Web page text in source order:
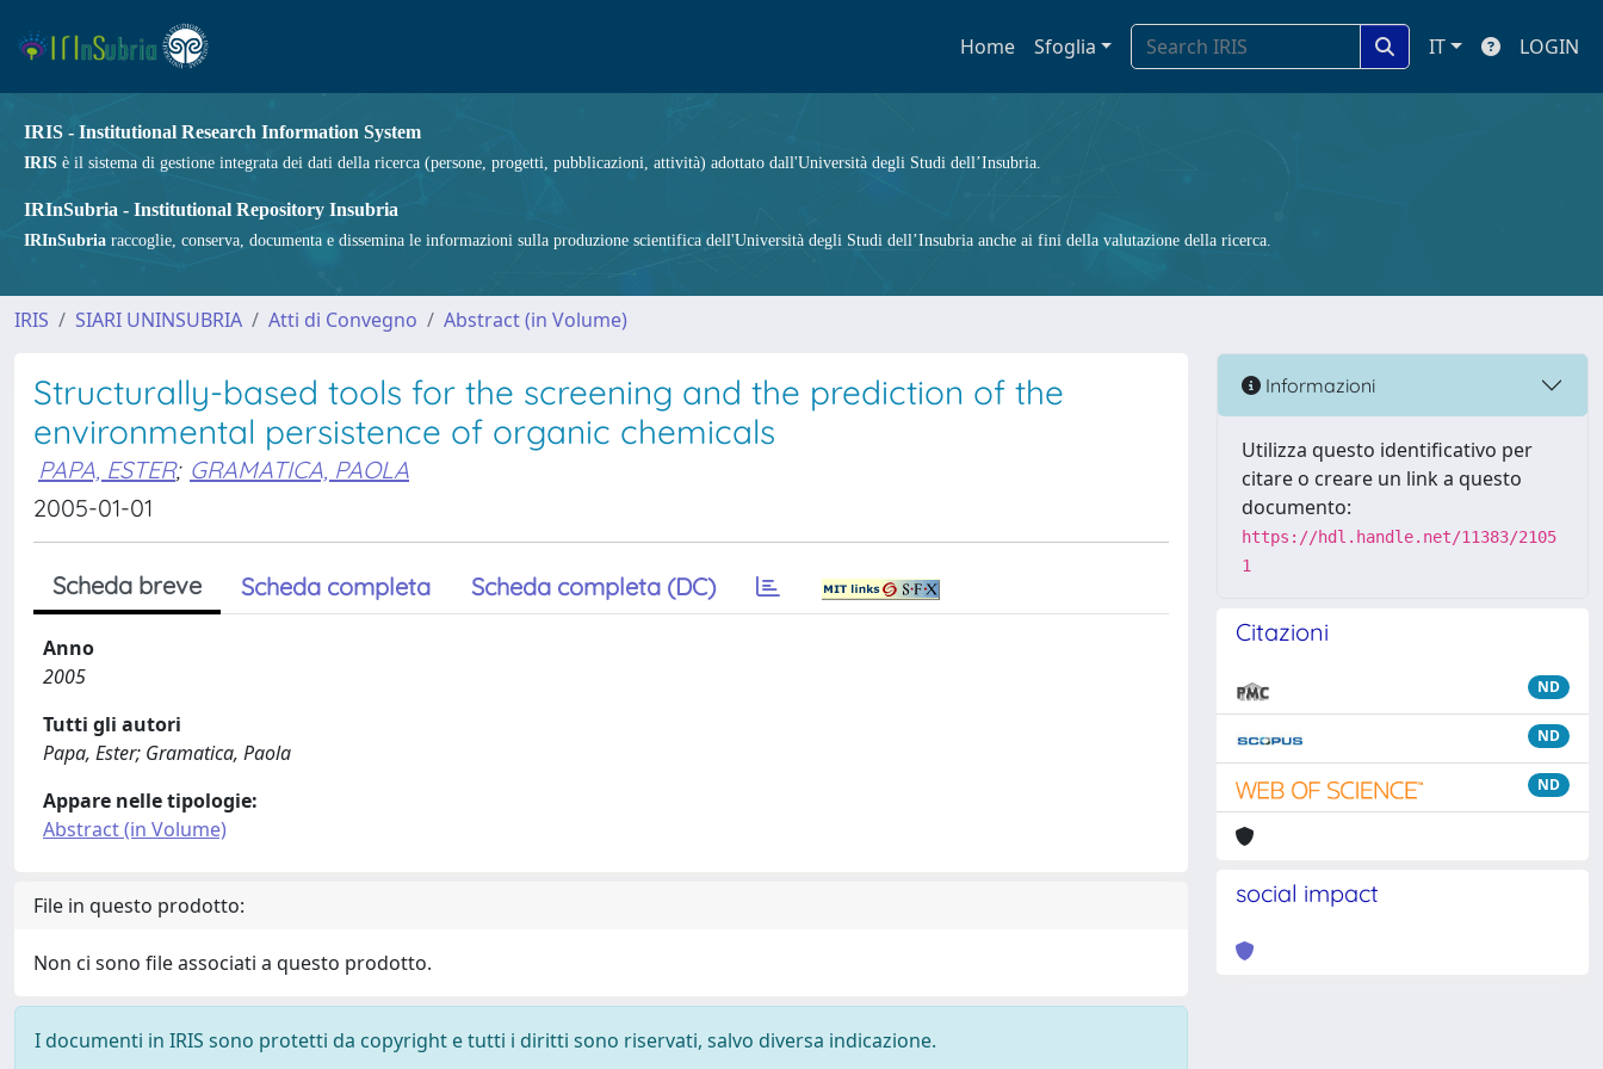
Home Sfoglia IT LOGIN
IRIS - Institutional Research Information System
IRIS è il sistema di gestione integrata dei dati della ricerca (persone, progetti, pubblicazioni, attività) adottato dall'Università degli Studi dell’Insubria.
IRInSubria - Institutional Repository Insubria
IRInSubria raccoglie, conserva, documenta e dissemina le informazioni sulla produzione scientifica dell'Università degli Studi dell’Insubria anche ai fini della valutazione della ricerca.
IRIS SIARI UNINSUBRIA Atti di Convegno Abstract (in Volume)
Structurally-based tools for the screening and the prediction of the
environmental persistence of organic chemicals
PAPA, ESTER; GRAMATICA, PAOLA
2005-01-01
Scheda breve Scheda completa Scheda completa (DC)
Anno
2005
Tutti gli autori
Papa, Ester; Gramatica, Paola
Appare nelle tipologie:
Abstract (in Volume)
File in questo prodotto:
Non ci sono file associati a questo prodotto.
I documenti in IRIS sono protetti da copyright e tutti i diritti sono riservati, salvo diversa indicazione.
Informazioni
Utilizza questo identificativo per
citare o creare un link a questo
documento:
https://hdl.handle.net/11383/2105
1
Citazioni
ND
ND
ND
social impact